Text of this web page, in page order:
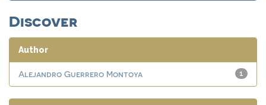
Discover
Author
1
Alejandro Guerrero Montoya